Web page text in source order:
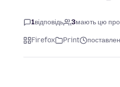
1відповідь 3мають цю
Firefox Print